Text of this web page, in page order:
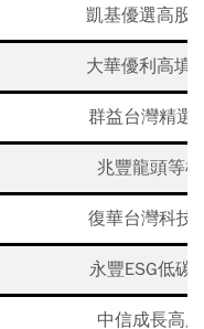
凱基優選高股
大華優利高填
群益台灣精選
兆豐龍頭等
復華台灣科技
永豐ESG低碳
中信成長高